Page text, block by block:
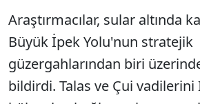
Araştırmacılar, sular altında
Büyük İpek Yolu'nun stratejik
güzergahlarından biri üzerinde
bildirdi. Talas ve Çui vadilerini